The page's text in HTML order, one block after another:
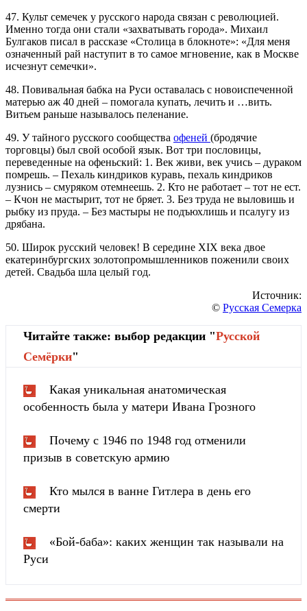
47. Культ семечек у русского народа связан с революцией.
Именно тогда они стали «захватывать города». Михаил
Булгаков писал в рассказе «Столица в блокноте»: «Для меня
означенный рай наступит в то самое мгновение, как в Москве
исчезнут семечки».
48. Повивальная бабка на Руси оставалась с новоиспеченной
матерью аж 40 дней – помогала купать, лечить и …вить.
Витьем раньше называлось пеленание.
49. У тайного русского сообщества офеней (бродячие
торговцы) был свой особой язык. Вот три пословицы,
переведенные на офеньский: 1. Век живи, век учись – дураком
помрешь. – Пехаль киндриков куравь, пехаль киндриков
лузнись – смуряком отемнеешь. 2. Кто не работает – тот не ест.
– Кчон не мастырит, тот не бряет. 3. Без труда не выловишь и
рыбку из пруда. – Без мастыры не подъюхлишь и псалугу из
дрябана.
50. Широк русский человек! В середине XIX века двое
екатеринбургских золотопромышленников поженили своих
детей. Свадьба шла целый год.
Источник:
© Русская Семерка
Читайте также: выбор редакции "Русской
Cемёрки"
Какая уникальная анатомическая
особенность была у матери Ивана Грозного
Почему с 1946 по 1948 год отменили
призыв в советскую армию
Кто мылся в ванне Гитлера в день его
смерти
«Бой-баба»: каких женщин так называли на
Руси